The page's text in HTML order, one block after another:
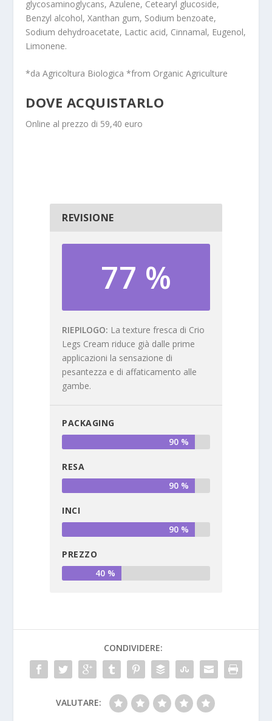
glycosaminoglycans, Azulene, Cetearyl glucoside,
Benzyl alcohol, Xanthan gum, Sodium benzoate,
Sodium dehydroacetate, Lactic acid, Cinnamal, Eugenol,
Limonene.
*da Agricoltura Biologica *from Organic Agriculture
DOVE ACQUISTARLO
Online al prezzo di 59,40 euro
REVISIONE
77 %
RIEPILOGO La texture fresca di Crio
Legs Cream riduce già dalle prime
applicazioni la sensazione di
pesantezza e di affaticamento alle
gambe.
PACKAGING
90 %
RESA
90 %
INCI
90 %
PREZZO
40 %
CONDIVIDERE:
VALUTARE: